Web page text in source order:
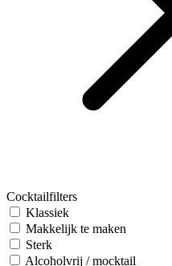
Cocktailfilters
Klassiek
Makkelijk te maken
Sterk
Alcoholvrij / mocktail